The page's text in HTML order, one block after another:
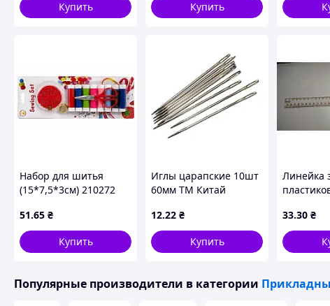
Купить
Купить
Набор для шитья
(15*7,5*3см) 210272
51.65 ₴
Купить
Иглы царапские 10шт
60мм ТМ Китай
12.22 ₴
Купить
Линейка
33.30 ₴
Популярные производители в категории